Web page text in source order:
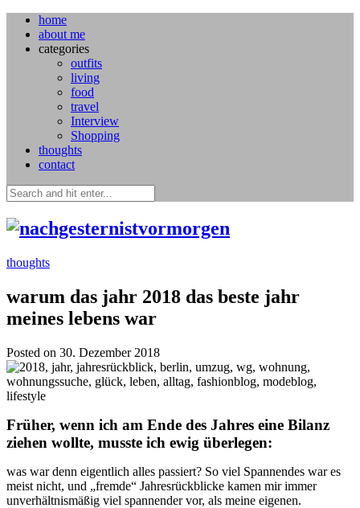
home
about me
categories
outfits
living
food
travel
Interview
Shopping
thoughts
contact
thoughts
warum das jahr 2018 das beste jahr
meines lebens war
Posted on 30. Dezember 2018
Früher, wenn ich am Ende des Jahres eine Bilanz
ziehen wollte, musste ich ewig überlegen:
was war denn eigentlich alles passiert? So viel Spannendes war es
meist nicht, und „fremde“ Jahresrückblicke kamen mir immer
unverhältnismäßig viel spannender vor, als meine eigenen.